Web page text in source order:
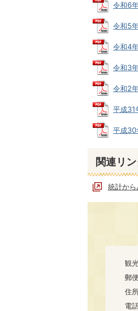
令和6
令和5
令和4
令和3
令和2
平成31
平成30
関連リ
統計か
観
郵
住
電